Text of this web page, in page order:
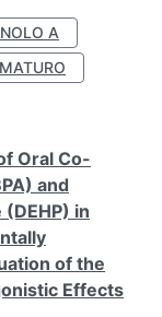
A
Oral Co-
and
in
of the
Effects